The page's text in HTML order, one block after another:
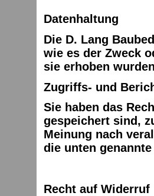
Datenhaltung
Die D. Lang
wie es der Zweck
sie erhoben
Zugriffs- und
Sie haben das
gespeichert sind,
Meinung nach
die unten
Recht auf Widerruf